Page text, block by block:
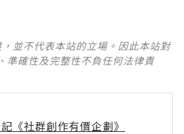
並不代表本站的立場。因此本站對
準確性及完整性不負任何法律責
《社群創作有價企劃》